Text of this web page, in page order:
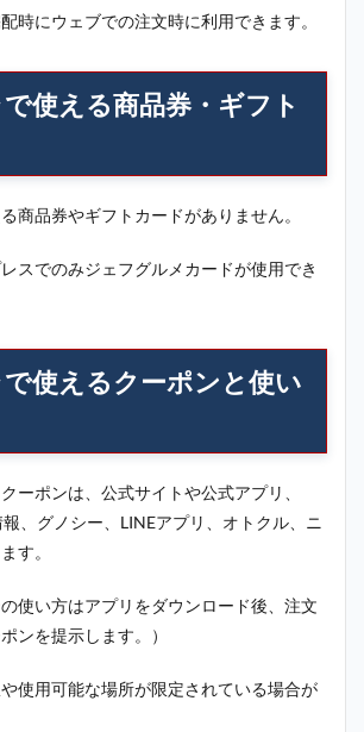
時にウェブでの注文時に利用できます。
使える商品券・ギフト
商品券やギフトカードがありません。
スでのみジェフグルメカードが使用でき
使えるクーポンと使い
ーポンは、公式サイトや公式アプリ、
、グノシー、LINEアプリ、オトクル、ニ
す。
の使い方はアプリをダウンロード後、注文
ンを提示します。）
使用可能な場所が限定されている場合が